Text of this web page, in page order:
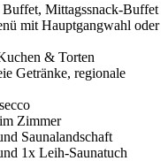
Mittagssnack-Buffet
mit Hauptgangwahl oder
& Torten
Getränke, regionale
Zimmer
Saunalandschaft
1x Leih-Saunatuch